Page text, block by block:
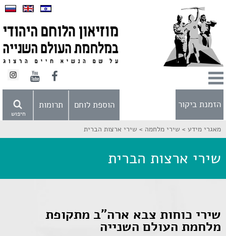
הזמנת ביקור
חיפוש
הוספת לוחם תרומות
מאגרי מידע > שירי מלחמה > שירי ארצות הברית
שירי ארצות הברית
שירי כוחות צבא ארה"ב מתקופת
מלחמת העולם השנייה